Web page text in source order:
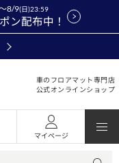
ン配布中！
8/9(日)23:59
車のフロアマット専門店
公式オンラインショップ
マイページ